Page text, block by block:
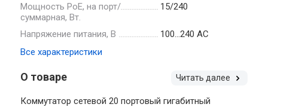
Мощность РоЕ, на порт/
суммарная, Вт.
15/240
Напряжение питания, В
100…240 AC
Все характеристики
О товаре Читать далее
Коммутатор сетевой 20 портовый гигабитный